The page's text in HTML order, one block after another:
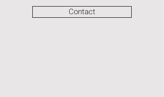
Contact